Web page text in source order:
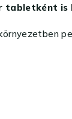
tabletként is